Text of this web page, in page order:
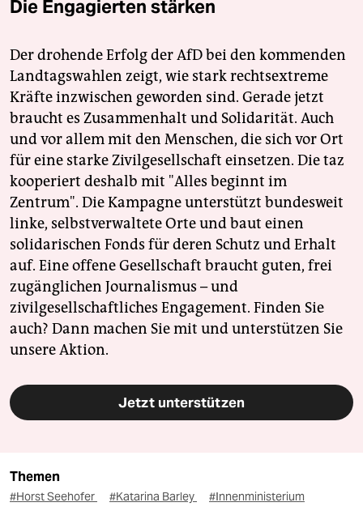
Die Engagierten stärken
Der drohende Erfolg der AfD bei den kommenden
Landtagswahlen zeigt, wie stark rechtsextreme
Kräfte inzwischen geworden sind. Gerade jetzt
braucht es Zusammenhalt und Solidarität. Auch
und vor allem mit den Menschen, die sich vor Ort
für eine starke Zivilgesellschaft einsetzen. Die taz
kooperiert deshalb mit "Alles beginnt im
Zentrum". Die Kampagne unterstützt bundesweit
linke, selbstverwaltete Orte und baut einen
solidarischen Fonds für deren Schutz und Erhalt
auf. Eine offene Gesellschaft braucht guten, frei
zugänglichen Journalismus – und
zivilgesellschaftliches Engagement. Finden Sie
auch? Dann machen Sie mit und unterstützen Sie
unsere Aktion.
Jetzt unterstützen
Themen
#Horst Seehofer #Katarina Barley
#Innenministerium